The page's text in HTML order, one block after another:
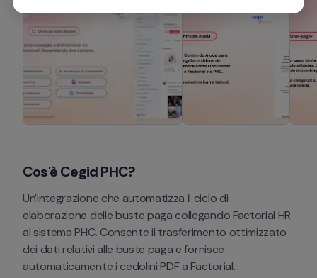
Cos'è Cegid PHC?
Un'integrazione che automatizza il ciclo di
elaborazione delle buste paga collegando Factorial HR
al sistema PHC. Consente il trasferimento ottimizzato
dei dati relativi alle buste paga e fornisce
automaticamente i cedolini PDF a Factorial.